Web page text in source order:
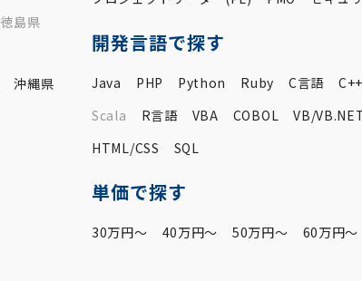
徳島県
沖縄県
開発言語で探す
Java PHP Python Ruby C言語 C++
Scala
R言語 VBA COBOL VB/
HTML/CSS
SQL
単価で探す
30万円〜 40万円〜 50万円〜 60万円〜